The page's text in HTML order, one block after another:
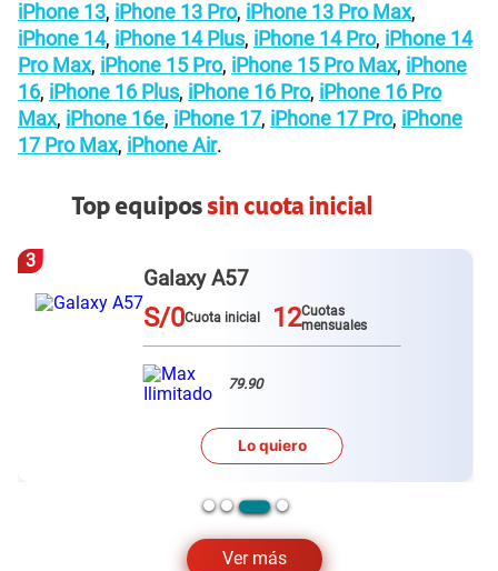
iPhone 13, iPhone 13 Pro, iPhone 13 Pro Max,
iPhone 14, iPhone 14 Plus, iPhone 14 Pro, iPhone 14
Pro Max, iPhone 15 Pro, iPhone 15 Pro Max, iPhone
16, iPhone 16 Plus, iPhone 16 Pro, iPhone 16 Pro
Max, iPhone 16e, iPhone 17, iPhone 17 Pro, iPhone
17 Pro Max, iPhone Air.
Top equipossin cuota inicial
Ver más
3
Galaxy A57
S/0Cuota inicial 12Cuotas
mensuales
79.90
Lo quiero